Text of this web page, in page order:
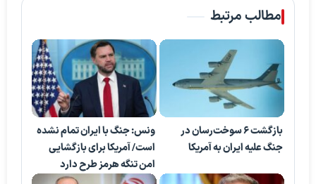
مطالب مرتبط
بازگشت ۶ سوخت‌رسان در
جنگ علیه ایران به آمریکا
ونس: جنگ با ایران تمام نشده
است/ آمریکا برای بازگشایی
امن تنگه هرمز طرح دارد